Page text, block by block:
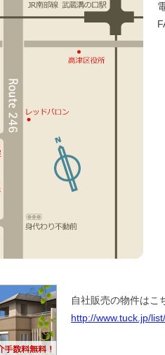
自社販売の物件はこ
http://www.tuck.jp/